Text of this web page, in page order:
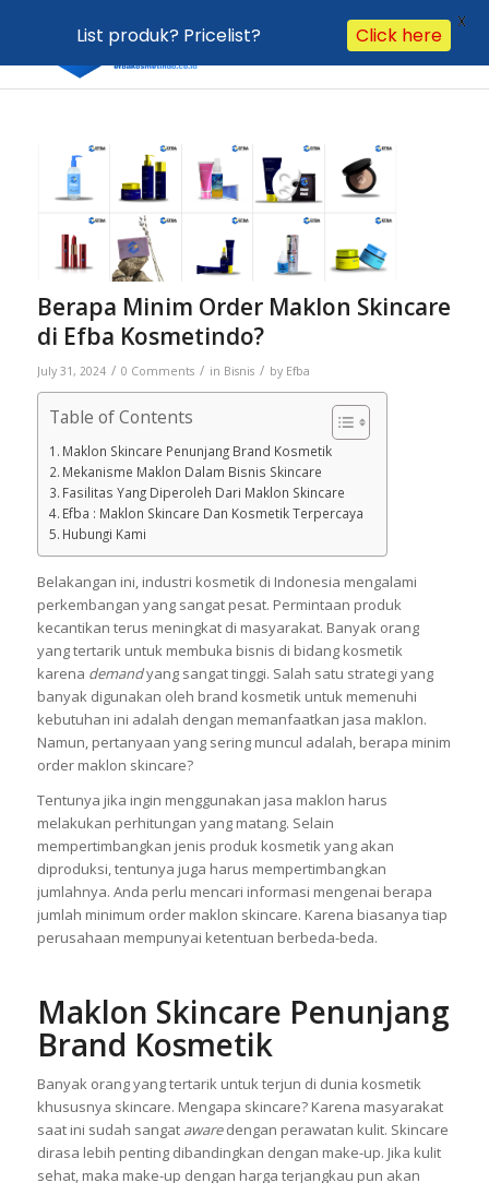
Berapa Minim Order Maklon Skincare
di Efba Kosmetindo?
Table of Contents
Maklon Skincare Penunjang Brand Kosmetik
Mekanisme Maklon Dalam Bisnis Skincare
Fasilitas Yang Diperoleh Dari Maklon Skincare
Efba : Maklon Skincare Dan Kosmetik Terpercaya
Hubungi Kami
Belakangan ini, industri kosmetik di Indonesia mengalami
perkembangan yang sangat pesat. Permintaan produk
kecantikan terus meningkat di masyarakat. Banyak orang
yang tertarik untuk membuka bisnis di bidang kosmetik
karena demandyang sangat tinggi. Salah satu strategi yang
banyak digunakan oleh brand kosmetik untuk memenuhi
Namun, pertanyaan yang sering muncul adalah, berapa minim
order maklon skincare?
Tentunya jika ingin menggunakan jasa maklon harus
melakukan perhitungan yang matang. Selain
mempertimbangkan jenis produk kosmetik yang akan
diproduksi, tentunya juga harus mempertimbangkan
perusahaan mempunyai ketentuan berbeda-beda.
Maklon Skincare Penunjang
Brand Kosmetik
Banyak orang yang tertarik untuk terjun di dunia kosmetik
khususnya skincare. Mengapa skincare? Karena masyarakat
List produk? Pricelist? Click here
X